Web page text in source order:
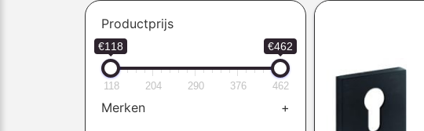
Productprijs
€118 €462
118 204 290 376 462
Merken +